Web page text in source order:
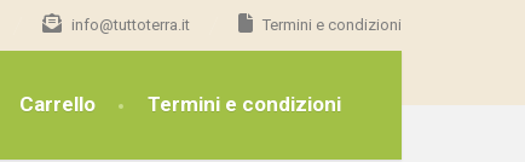
info@tuttoterra.it Termini e condizioni
Carrello Termini e condizioni